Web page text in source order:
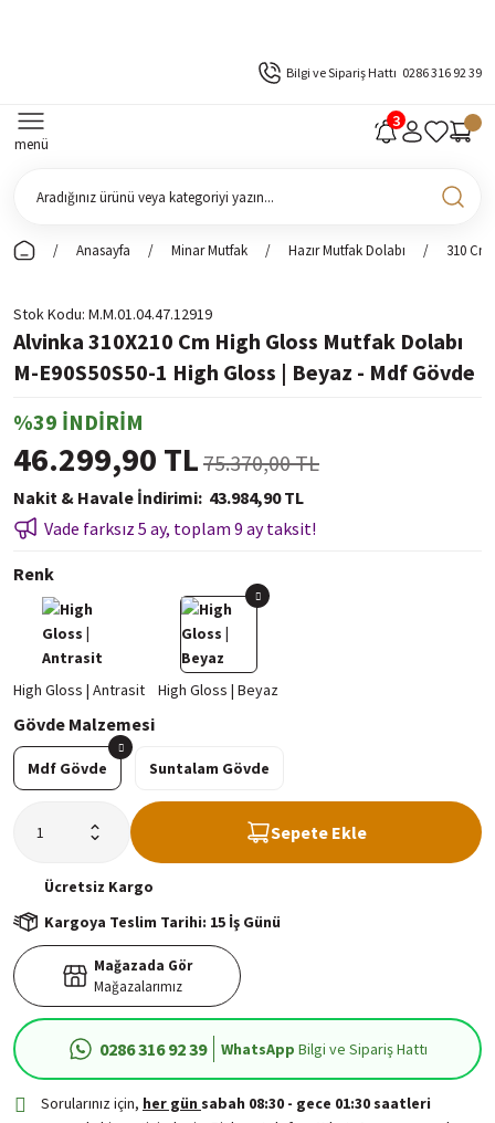
Bilgi ve Sipariş Hattı 0286 316 92 39
menü
Anasayfa Minar Mutfak Hazır Mutfak Dolabı 310 Cm
Stok Kodu M.M.01.04.47.12919
Alvinka 310X210 Cm High Gloss Mutfak Dolabı
M-E90S50S50-1 High Gloss | Beyaz - Mdf Gövde
%39 İNDİRİM
46.299,90 TL 75.370,00 TL
Nakit & Havale İndirimi 43.984,90 TL
Vade farksız 5 ay, toplam 9 ay taksit!
Renk
Gövde Malzemesi
Mdf Gövde Suntalam Gövde
Sepete Ekle
Ücretsiz Kargo
Kargoya Teslim Tarihi: 15 İş Günü
Mağazada Gör
Mağazalarımız
0286 316 92 39 WhatsApp Bilgi ve Sipariş Hattı
Sorularınız için, her gün sabah 08:30 - gece 01:30 saatleri